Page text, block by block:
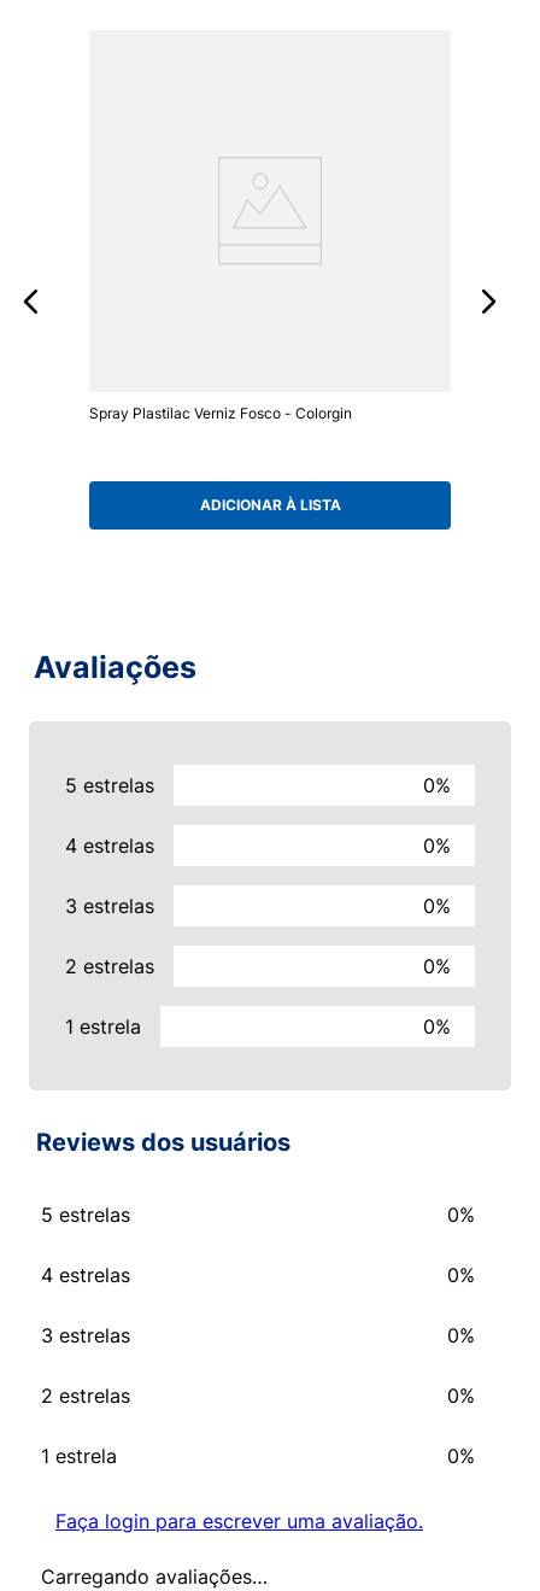
Spray Plastilac Verniz Fosco - Colorgin
ADICIONAR À LISTA
Avaliações
5 estrelas 0%
4 estrelas 0%
3 estrelas 0%
2 estrelas 0%
1 estrela 0%
Reviews dos usuários
5 estrelas 0%
4 estrelas 0%
3 estrelas 0%
2 estrelas 0%
1 estrela 0%
Faça login para escrever uma avaliação.
Carregando avaliações…